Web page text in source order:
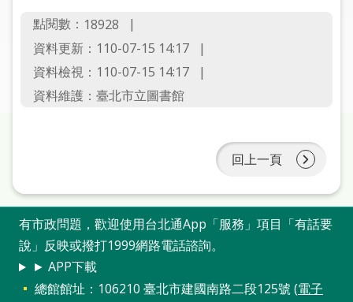
上
申
請
常
入
市
圖
網
點閱數： 18928
資料更新：110-07-15 14:17
資料檢視：110-07-15 14:17
資料維護：臺北市立圖書館
回上一頁
有市政問題，歡迎使用台北通App「服務」項目「有話要
說」反映或撥打1999網路電話諮詢。
► APP下載
總館館址：106210 臺北市建國南路二段125號 (電子